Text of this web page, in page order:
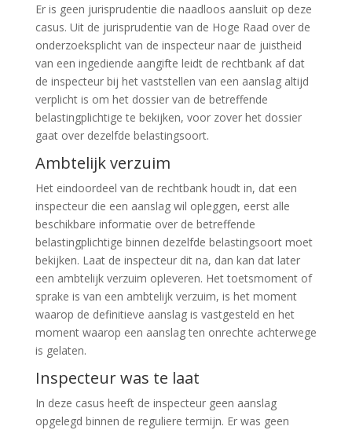
Er is geen jurisprudentie die naadloos aansluit op deze
casus. Uit de jurisprudentie van de Hoge Raad over de
onderzoeksplicht van de inspecteur naar de juistheid
van een ingediende aangifte leidt de rechtbank af dat
de inspecteur bij het vaststellen van een aanslag altijd
verplicht is om het dossier van de betreffende
belastingplichtige te bekijken, voor zover het dossier
gaat over dezelfde belastingsoort.
Ambtelijk verzuim
Het eindoordeel van de rechtbank houdt in, dat een
inspecteur die een aanslag wil opleggen, eerst alle
beschikbare informatie over de betreffende
belastingplichtige binnen dezelfde belastingsoort moet
bekijken. Laat de inspecteur dit na, dan kan dat later
een ambtelijk verzuim opleveren. Het toetsmoment of
sprake is van een ambtelijk verzuim, is het moment
waarop de definitieve aanslag is vastgesteld en het
moment waarop een aanslag ten onrechte achterwege
is gelaten.
Inspecteur was te laat
In deze casus heeft de inspecteur geen aanslag
opgelegd binnen de reguliere termijn. Er was geen